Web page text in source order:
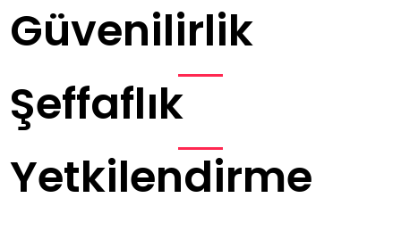
Güvenilirlik
Şeffaflık
Yetkilendirme